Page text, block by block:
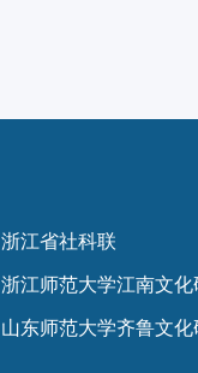
浙江省社科联
浙江师范大学江南文化
山东师范大学齐鲁文化